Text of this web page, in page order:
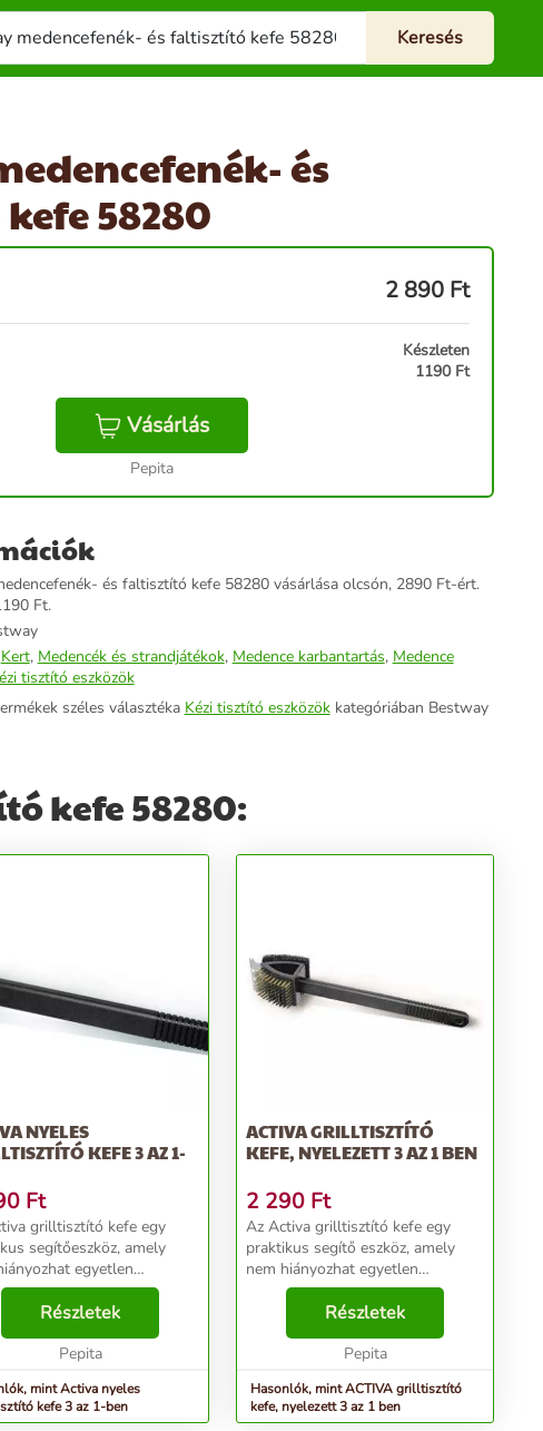
és
58280
2 890 Ft
Készleten
1190 Ft
Vásárlás
Pepita
és faltisztító kefe 58280 vásárlása olcsón, 2890 Ft-ért.
Ft.
Kert, Medencék és strandjátékok, Medence karbantartás, Medence
tisztító eszközök
széles választéka Kézi tisztító eszközökkategóriában Bestway
kefe 58280:
NYELES
KEFE 3 AZ 1-
Ft
grilltisztító kefe egy
segítőeszköz, amely
egyetlen
sem. Praktikus,
nyéllel rendelkezik, és
funkciót egyesít. A durvább
sz...
Részletek
Pepita
mint Activa nyeles
kefe 3 az 1-ben
ACTIVA GRILLTISZTÍTÓ
KEFE, NYELEZETT 3 AZ 1 BEN
2 290 Ft
Az Activa grilltisztító kefe egy
praktikus segítő eszköz, amely
nem hiányozhat egyetlen
grillezőnél sem. Praktikus, hosszú
nyéllel rendelkezik, és három
funkciót egyesít. A durvább
szennyeződésekre sz...
Részletek
Pepita
Hasonlók, mint ACTIVA grilltisztító
kefe, nyelezett 3 az 1 ben